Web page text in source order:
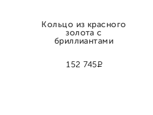
152 745Р
Кольцо из красного
золота с
бриллиантами